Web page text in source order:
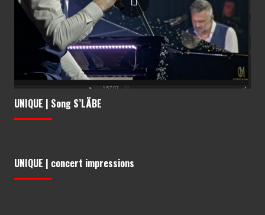
UNIQUE | Song S’LÄBE
UNIQUE | concert impressions